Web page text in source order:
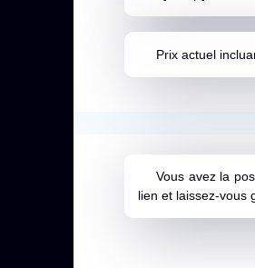
Prix actuel
Vous avez la
lien et laissez-vous